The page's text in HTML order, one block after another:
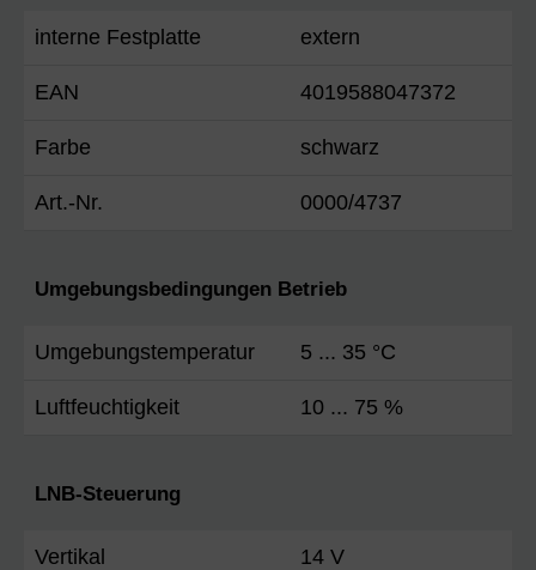
interne Festplatte extern
EAN 4019588047372
Farbe schwarz
Art.-Nr. 0000/4737
Umgebungsbedingungen Betrieb
Umgebungstemperatur 5 ... 35 °C
Luftfeuchtigkeit 10 ... 75 %
LNB-Steuerung
Vertikal 14 V